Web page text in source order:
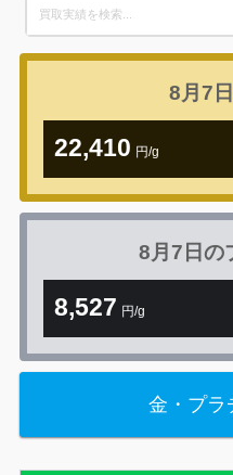
for:
8月7
22,410 円/g
8月7日の
8,527 円/g
金・プラ